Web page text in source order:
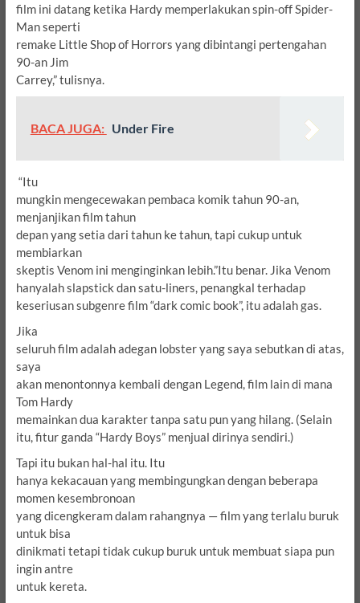
film ini datang ketika Hardy memperlakukan spin-off Spider-
Man seperti
remake Little Shop of Horrors yang dibintangi pertengahan
90-an Jim
Carrey,” tulisnya.
BACA JUGA: Under Fire
“Itu
mungkin mengecewakan pembaca komik tahun 90-an,
menjanjikan film tahun
depan yang setia dari tahun ke tahun, tapi cukup untuk
membiarkan
skeptis Venom ini menginginkan lebih.”Itu benar. Jika Venom
hanyalah slapstick dan satu-liners, penangkal terhadap
keseriusan subgenre film “dark comic book”, itu adalah gas.
Jika
seluruh film adalah adegan lobster yang saya sebutkan di atas,
saya
akan menontonnya kembali dengan Legend, film lain di mana
Tom Hardy
memainkan dua karakter tanpa satu pun yang hilang. (Selain
itu, fitur ganda “Hardy Boys” menjual dirinya sendiri.)
Tapi itu bukan hal-hal itu. Itu
hanya kekacauan yang membingungkan dengan beberapa
momen kesembronoan
yang dicengkeram dalam rahangnya — film yang terlalu buruk
untuk bisa
dinikmati tetapi tidak cukup buruk untuk membuat siapa pun
ingin antre
untuk kereta.